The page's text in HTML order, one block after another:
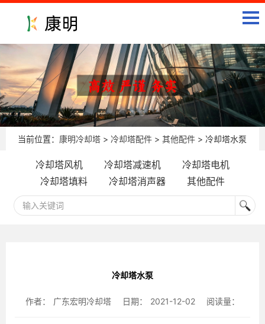
当前位置： 康明冷却塔 > 冷却塔配件 > 其他配件 > 冷却塔水泵
冷却塔风机 冷却塔减速机
冷却塔电机
冷却塔填料
冷却塔消声器 其他配件
冷却塔水泵
作者： 广东宏明冷却塔 日期： 2021-12-02 阅读量：